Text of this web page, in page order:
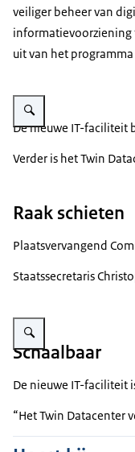
veiliger beheer van
informatievoorziening
uit van het programma
Vergroot afbeelding
De nieuwe IT-faciliteit
Verder is het Twin
Raak schieten
Plaatsvervangend
Staatssecretaris
Vergroot afbeelding
Schaalbaar
De nieuwe IT-faciliteit
“Het Twin Datacenter